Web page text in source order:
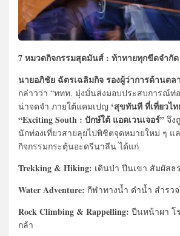
7 หมวดกิจกรรมสุดมันส์ : ท้าทายทุกขีดจำกัด
นายอภิชัย ฉัตรเฉลิมกิจ รองผู้ว่าการด้านตล
กล่าวว่า “ททท. มุ่งมั่นส่งมอบประสบการณ์ท่
น่าจดจำ ภายใต้แคมเปญ ‘สุขทันที ที่เที่ยวไท
“Exciting South : ปักษ์ใต้ แอดเวนเจอร์” จึง
นักท่องเที่ยวสายลุยไปพิชิตจุดหมายใหม่ ๆ แ
กิจกรรมกระตุ้นอะดรีนาลีน ได้แก่
Trekking & Hiking: เดินป่า ปีนเขา สัมผัสธ
Water Adventure: กีฬาทางน้ำ ดำน้ำ สำรว
Rock Climbing & Rappelling: ปีนหน้าผา โ
กล้า